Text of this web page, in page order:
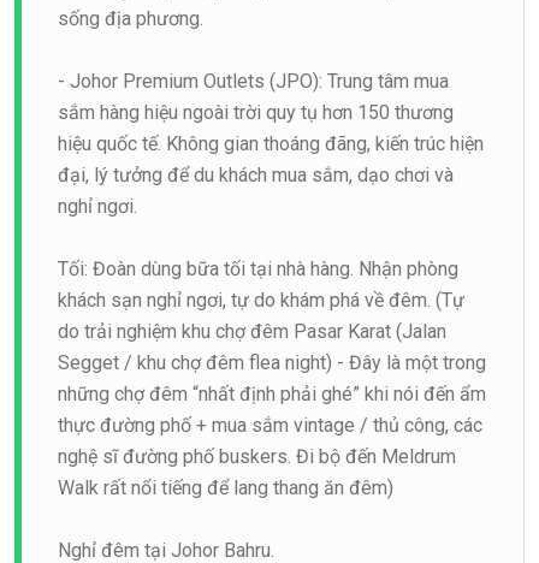
sống địa phương.
- Johor Premium Outlets (JPO): Trung tâm mua
sắm hàng hiệu ngoài trời quy tụ hơn 150 thương
hiệu quốc tế. Không gian thoáng đãng, kiến trúc hiện
đại, lý tưởng để du khách mua sắm, dạo chơi và
nghỉ ngơi.
Tối: Đoàn dùng bữa tối tại nhà hàng. Nhận phòng
khách sạn nghỉ ngơi, tự do khám phá về đêm. (Tự
do trải nghiệm khu chợ đêm Pasar Karat (Jalan
Segget / khu chợ đêm flea night) - Đây là một trong
những chợ đêm “nhất định phải ghé” khi nói đến ẩm
thực đường phố + mua sắm vintage / thủ công, các
nghệ sĩ đường phố buskers. Đi bộ đến Meldrum
Walk rất nổi tiếng để lang thang ăn đêm)
Nghỉ đêm tại Johor Bahru.